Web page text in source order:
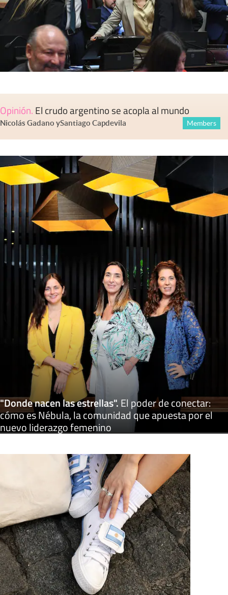
Opinión. El crudo argentino se acopla al mundo
Nicolás Gadano ySantiago Capdevila Members
"Donde nacen las estrellas".El poder de conectar:
cómo es Nébula, la comunidad que apuesta por el
nuevo liderazgo femenino